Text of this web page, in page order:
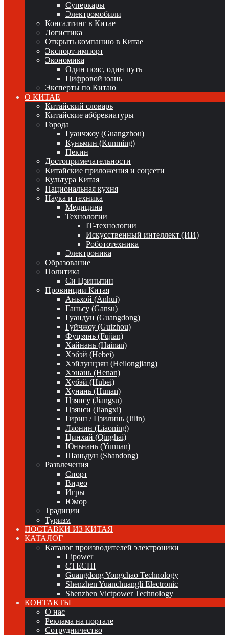
Суперкары
Электромобили
Консалтинг в Китае
Логистика
Открыть компанию в Китае
Экспорт-импорт
Экономика
Один пояс, один путь
Цифровой юань
Эксперты по Китаю
О КИТАЕ
Китайский словарь
Китайские аббревиатуры
Города
Гуанчжоу (Guangzhou)
Куньмин (Kunming)
Пекин
Достопримечательности
Китайские приложения и соцсети
Культура Китая
Национальная кухня
Наука и техника
Медицина
Технологии
IT-технологии
Искусственный интеллект (ИИ)
Робототехника
Электроника
Образование
Политика
Си Цзиньпин
Провинции Китая
Аньхой (Anhui)
Ганьсу (Gansu)
Гуандун (Guangdong)
Гуйчжоу (Guizhou)
Фуцзянь (Fujian)
Хайнань (Hainan)
Хэбэй (Hebei)
Хэйлунцзян (Heilongjiang)
Хэнань (Henan)
Хубэй (Hubei)
Хунань (Hunan)
Цзянсу (Jiangsu)
Цзянси (Jiangxi)
Гирин / Цзилинь (Jilin)
Ляонин (Liaoning)
Цинхай (Qinghai)
Юньнань (Yunnan)
Шаньдун (Shandong)
Развлечения
Спорт
Видео
Игры
Юмор
Традиции
Туризм
ПОСТАВКИ ИЗ КИТАЯ
КАТАЛОГ
Каталог производителей электроники
Lipower
CTECHI
Guangdong Yongchao Technology
Shenzhen Yuanchuangli Electronic
Shenzhen Victpower Technology
КОНТАКТЫ
О нас
Реклама на портале
Сотрудничество